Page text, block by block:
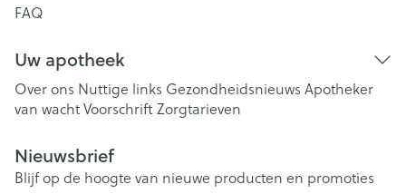
FAQ
Uw apotheek
Over ons Nuttige links Gezondheidsnieuws Apotheker
van wachtVoorschriftZorgtarieven
Nieuwsbrief
Blijf op de hoogte van nieuwe producten en promoties